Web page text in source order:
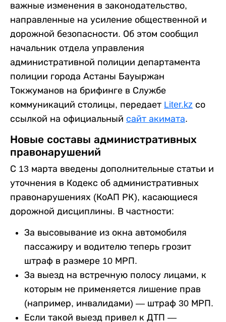
важные изменения в законодательство,
направленные на усиление общественной и
дорожной безопасности. Об этом сообщил
начальник отдела управления
административной полиции департамента
полиции города Астаны Бауыржан
Токжуманов на брифинге в Службе
коммуникаций столицы, передает Liter.kz со
ссылкой на официальный сайт акимата.
Новые составы административных
правонарушений
С 13 марта введены дополнительные статьи и
уточнения в Кодекс об административных
правонарушениях (КоАП РК), касающиеся
дорожной дисциплины. В частности:
За высовывание из окна автомобиля
пассажиру и водителю теперь грозит
штраф в размере 10 МРП.
За выезд на встречную полосу лицами, к
которым не применяется лишение прав
(например, инвалидами) — штраф 30 МРП.
Если такой выезд привел к ДТП —